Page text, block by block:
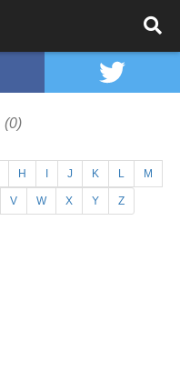
(0)
H J K L M
V W X Y Z